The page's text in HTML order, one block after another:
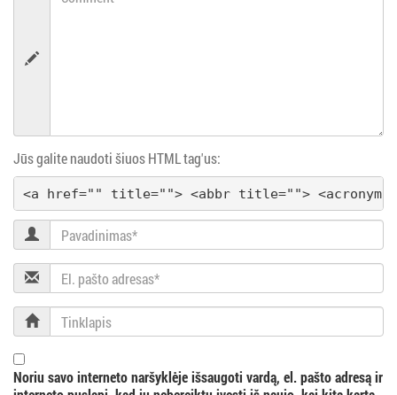
Jūs galite naudoti šiuos HTML tag'us:
<a href="" title=""> <abbr title=""> <acronym
Pavadinimas
El.
pašto
adresas
Tinklapis
Noriu savo interneto naršyklėje išsaugoti vardą, el. pašto adresą ir